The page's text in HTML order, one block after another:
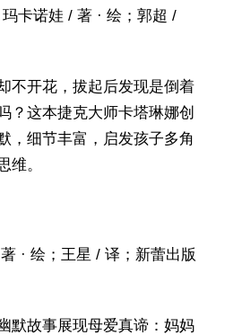
卡诺娃 / 著 · 绘；郭超 /
不开花，拔起后发现是倒着
？这本捷克大师卡塔琳娜创
，细节丰富，启发孩子多角
维。
· 绘；王星 / 译；新蕾出版
默故事展现母爱真谛：妈妈